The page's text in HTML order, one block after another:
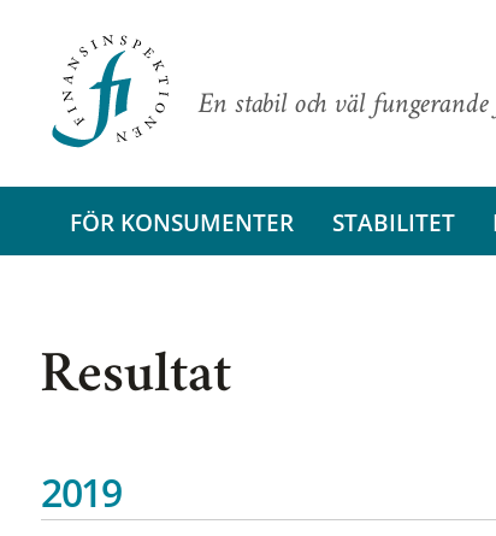
En stabil och väl
FÖR KONSUMENTER STABILITET
Resultat
2019